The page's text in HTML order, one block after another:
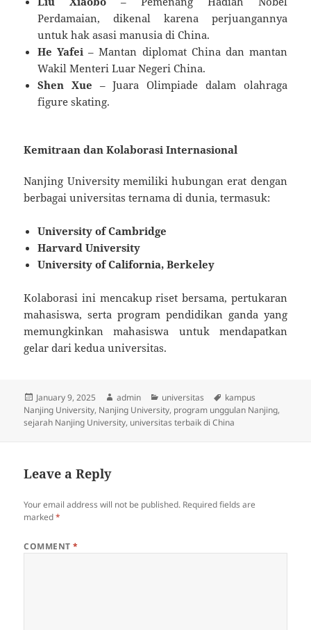
Perdamaian, dikenal karena perjuangannya
untuk hak asasi manusia di China.
He Yafei – Mantan diplomat China dan mantan
Wakil Menteri Luar Negeri China.
Shen Xue – Juara Olimpiade dalam olahraga
figure skating.
Kemitraan dan Kolaborasi Internasional
Nanjing University memiliki hubungan erat dengan
berbagai universitas ternama di dunia, termasuk:
University of Cambridge
Harvard University
University of California, Berkeley
Kolaborasi ini mencakup riset bersama, pertukaran
mahasiswa, serta program pendidikan ganda yang
memungkinkan mahasiswa untuk mendapatkan
gelar dari kedua universitas.
Posted
on
January 9, 2025 Author
admin Categories
universitas Tags
kampus
Nanjing University, Nanjing University, program unggulan Nanjing,
sejarah Nanjing University, universitas terbaik di China
Leave a Reply
Your email address will not be published. Required fields are
marked*
COMMENT*